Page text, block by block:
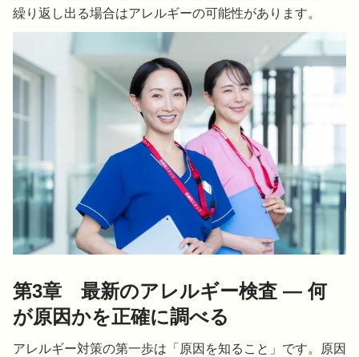
繰り返し出る場合はアレルギーの可能性があります。
第3章 最新のアレルギー検査 ― 何
が原因かを正確に調べる
アレルギー対策の第一歩は「原因を知ること」です。原因